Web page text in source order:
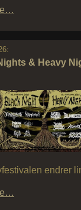
& Heavy
endrer